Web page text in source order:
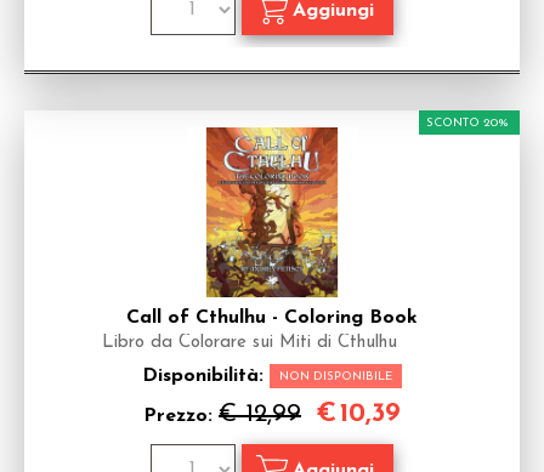
Call of Cthulhu - Coloring Book
Libro da Colorare sui Miti di Cthulhu
Disponibilità: NON DISPONIBILE
Prezzo: € 12,99
SCONTO 20%
€10,39